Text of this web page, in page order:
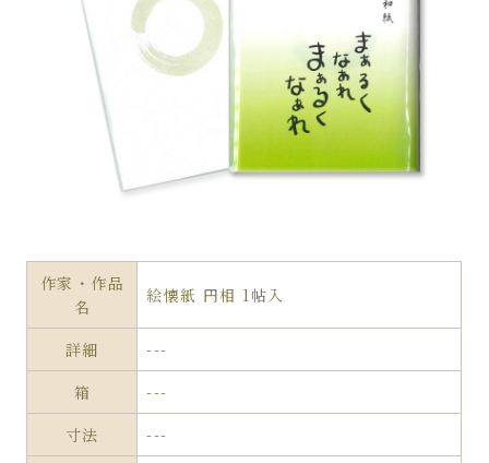
作家・作品
名
絵懐紙 円相 1帖入
詳細
---
箱
---
寸法
---